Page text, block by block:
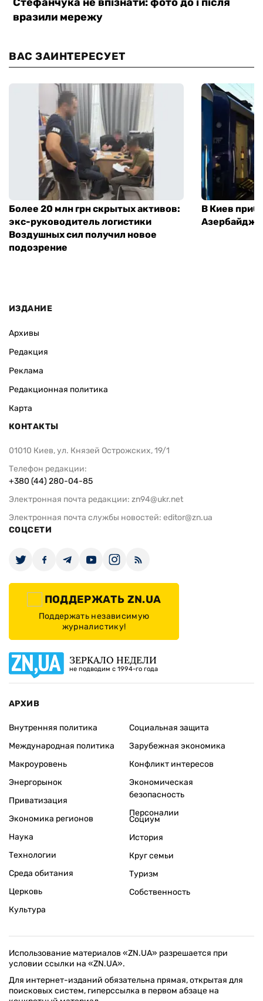
ВАС ЗАИНТЕРЕСУЕТ
Более 20 млн грн скрытых активов:
экс-руководитель логистики
Воздушных сил получил новое
подозрение
В Киев
ИЗДАНИЕ
Архивы
Редакция
Реклама
Редакционная политика
Карта
КОНТАКТЫ
01010 Киев, ул. Князей Острожских, 19/1
Телефон редакции:
+380 (44) 280-04-85
Электронная почта редакции: zn94@ukr.net
Электронная почта службы новостей: editor@zn.ua
СОЦСЕТИ
ПОДДЕРЖАТЬ ZN.UA
Поддержать независимую
журналистику!
ЗЕРКАЛО НЕДЕЛИ
не подводим с 1994-го года
АРХИВ
Внутренняя политика
Международная политика
Макроуровень
Энергорынок
Приватизация
Экономика регионов
Социальная защита
Зарубежная экономика
Конфликт интересов
Экономическая
безопасность
Персоналии
Наука
Технологии
Среда обитания
Церковь
Культура
Социум
История
Круг семьи
Туризм
Собственность
Использование материалов «ZN.UA» разрешается при
условии ссылки на «ZN.UA».
Для интернет-изданий обязательна прямая, открытая для
поисковых систем, гиперссылка в первом абзаце на